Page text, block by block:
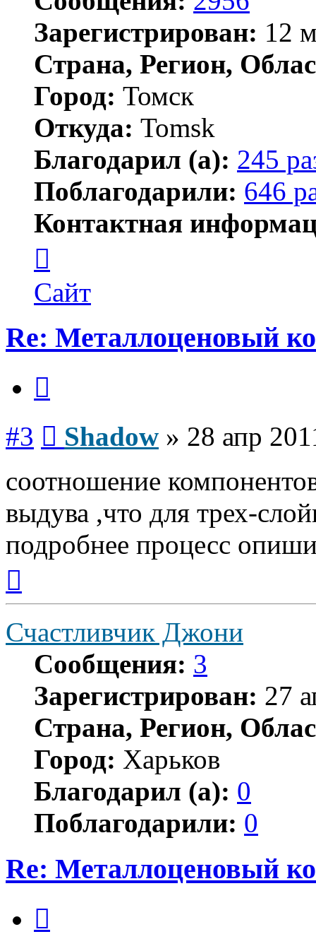
Зарегистрирован: 12
Страна, Регион,
Город: Томск
Откуда: Tomsk
Благодарил (а): 245
Поблагодарили: 646
Контактная
пользователя
Shadow
Сайт
Re: Металлоценовый
#3 Shadow » 28 апр
соотношение
выдува ,что для трех-
подробнее процесс
началу
Счастливчик Джони
Сообщения: 3
Зарегистрирован: 27
Страна, Регион,
Город: Харьков
Благодарил (а): 0
Поблагодарили: 0
Re: Металлоценовый